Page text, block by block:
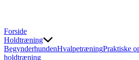
Forside
Holdtræning
BegynderhundenHvalpetræningPraktiske
holdtræning